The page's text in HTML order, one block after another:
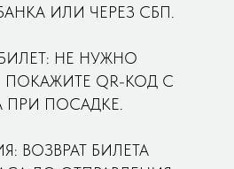
ИЛИ ЧЕРЕЗ СБП.
НЕ НУЖНО
ПОКАЖИТЕ QR-КОД С
ПРИ ПОСАДКЕ.
ВОЗВРАТ БИЛЕТА